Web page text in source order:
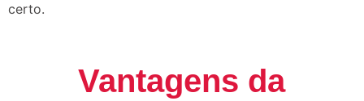
certo.
Vantagens da